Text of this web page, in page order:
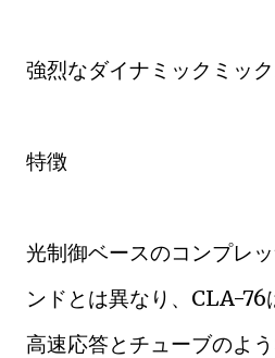
強烈なダイナミックミッ
特徴
光制御ベースのコンプレ
ンドとは異なり、CLA-76
高速応答とチューブのよ